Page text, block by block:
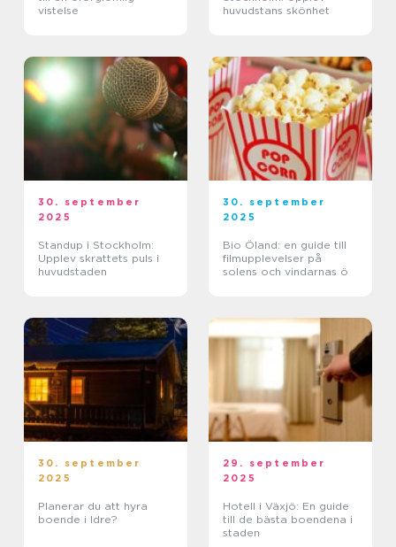
vistelse
huvudstans skönhet
30. september
2025
Standup i Stockholm:
Upplev skrattets puls i
huvudstaden
30. september
2025
Bio Öland: en guide till
filmupplevelser på
solens och vindarnas ö
30. september
2025
Planerar du att hyra
boende i Idre?
29. september
2025
Hotell i Växjö: En guide
till de bästa boendena i
staden